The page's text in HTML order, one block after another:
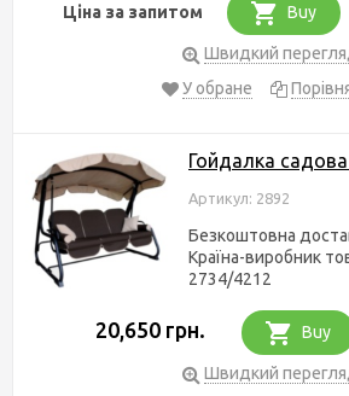
Ціна за запитом Buy
Швидкий
У обране
Гойдалка
Артикул: 2892
Безкоштовна
Країна-виробник
2734/4212
20,650 грн. Buy
Швидкий